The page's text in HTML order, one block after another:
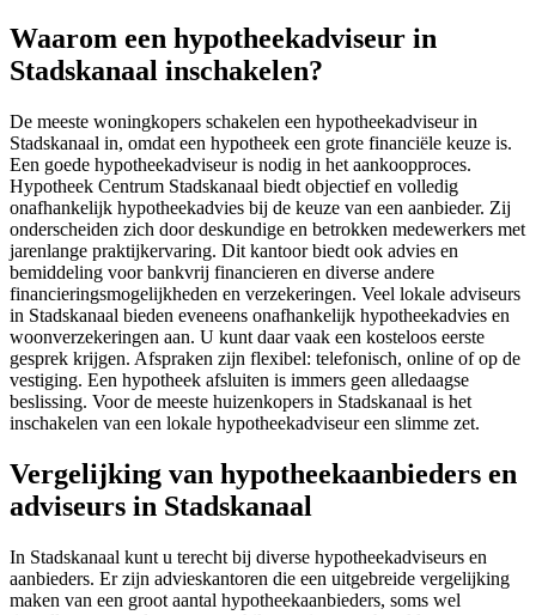
Waarom een hypotheekadviseur in
Stadskanaal inschakelen?
De meeste woningkopers schakelen een hypotheekadviseur in
Stadskanaal in, omdat een hypotheek een grote financiële keuze is.
Een goede hypotheekadviseur is nodig in het aankoopproces.
Hypotheek Centrum Stadskanaal biedt objectief en volledig
onafhankelijk hypotheekadvies bij de keuze van een aanbieder. Zij
onderscheiden zich door deskundige en betrokken medewerkers met
jarenlange praktijkervaring. Dit kantoor biedt ook advies en
bemiddeling voor bankvrij financieren en diverse andere
financieringsmogelijkheden en verzekeringen. Veel lokale adviseurs
in Stadskanaal bieden eveneens onafhankelijk hypotheekadvies en
woonverzekeringen aan. U kunt daar vaak een kosteloos eerste
gesprek krijgen. Afspraken zijn flexibel: telefonisch, online of op de
vestiging. Een hypotheek afsluiten is immers geen alledaagse
beslissing. Voor de meeste huizenkopers in Stadskanaal is het
inschakelen van een lokale hypotheekadviseur een slimme zet.
Vergelijking van hypotheekaanbieders en
adviseurs in Stadskanaal
In Stadskanaal kunt u terecht bij diverse hypotheekadviseurs en
aanbieders. Er zijn advieskantoren die een uitgebreide vergelijking
maken van een groot aantal hypotheekaanbieders, soms wel